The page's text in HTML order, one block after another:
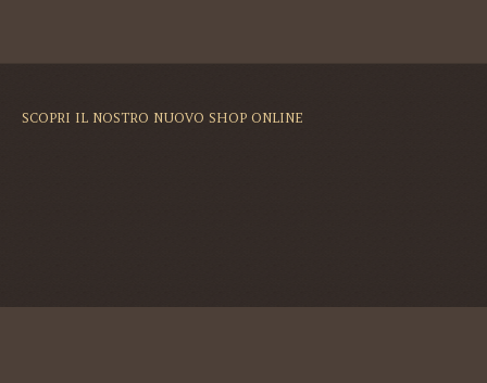
SCOPRI IL NOSTRO NUOVO SHOP ONLINE